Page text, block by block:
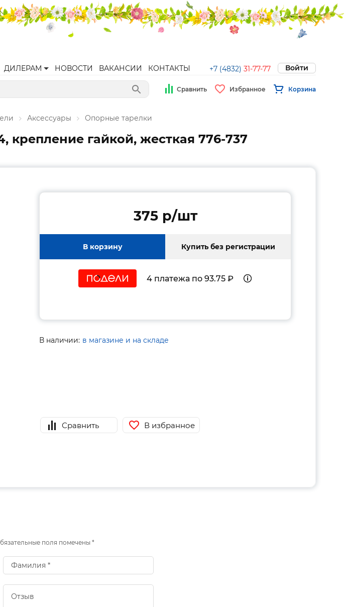
ДИЛЕРАМ НОВОСТИ ВАКАНСИИ КОНТАКТЫ +7 (4832) 31-77-77 Войти
Сравнить Избранное Корзина
Аксессуары Опорные тарелки
гайкой, жесткая 776-737
375 p/шт
В корзину Купить без регистрации
4 платежа по 93.75 ₽
В наличии: в магазине и на складе
Сравнить В избранное
поля помечены *